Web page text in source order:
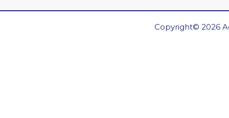
Copyright© 2026